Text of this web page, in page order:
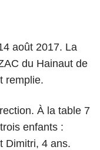
août 2017. La
du Hainaut de
remplie.
À la table 7
enfants :
Dimitri, 4 ans.